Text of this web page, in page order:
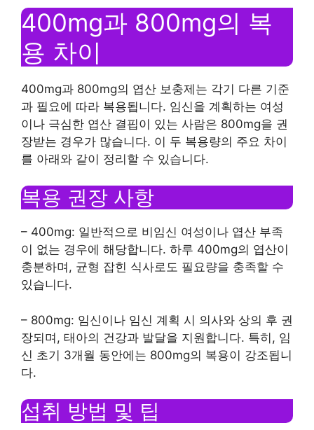
400mg과 800mg의 복
용 차이
400mg과 800mg의 엽산 보충제는 각기 다른 기준
과 필요에 따라 복용됩니다. 임신을 계획하는 여성
이나 극심한 엽산 결핍이 있는 사람은 800mg을 권
장받는 경우가 많습니다. 이 두 복용량의 주요 차이
를 아래와 같이 정리할 수 있습니다.
복용 권장 사항
– 400mg: 일반적으로 비임신 여성이나 엽산 부족
이 없는 경우에 해당합니다. 하루 400mg의 엽산이
충분하며, 균형 잡힌 식사로도 필요량을 충족할 수
있습니다.
– 800mg: 임신이나 임신 계획 시 의사와 상의 후 권
장되며, 태아의 건강과 발달을 지원합니다. 특히, 임
신 초기 3개월 동안에는 800mg의 복용이 강조됩니
다.
섭취 방법 및 팁